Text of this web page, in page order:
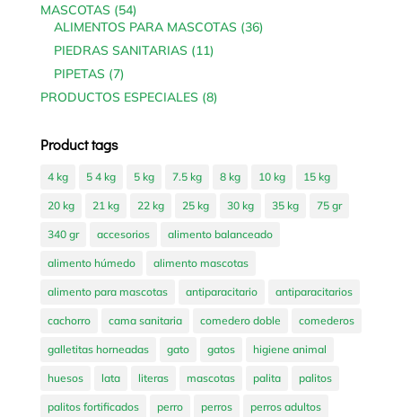
MASCOTAS 5454
products
ALIMENTOS PARA MASCOTAS 3636
PIEDRAS SANITARIAS 1111
PIPETAS 77
products
PRODUCTOS ESPECIALES 88
Product tags
4 kg 5 4 kg 5 kg 7.5 kg 8 kg 10 kg 15 kg
20 kg 21 kg 22 kg 25 kg 30 kg 35 kg 75 gr
340 gr accesorios alimento balanceado
alimento húmedo alimento mascotas
alimento para mascotas antiparacitario antiparacitarios
cachorro cama sanitaria comedero doble comederos
galletitas horneadas gato gatos higiene animal
huesos lata literas mascotas palita palitos
palitos fortificados perro perros perros adultos